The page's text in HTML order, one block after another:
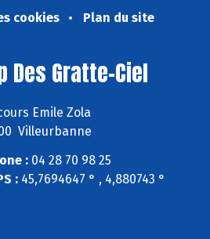
cookies
Plan du site
Des Gratte-Ciel
Emile Zola
Villeurbanne
:04 28 70 98 25
: 45,7694647 ° , 4,880743 °